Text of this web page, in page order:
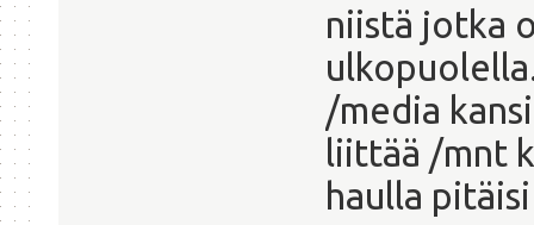
niistä jotka
/media
liittää /mnt
haulla